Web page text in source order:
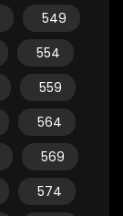
549
554
559
564
569
574